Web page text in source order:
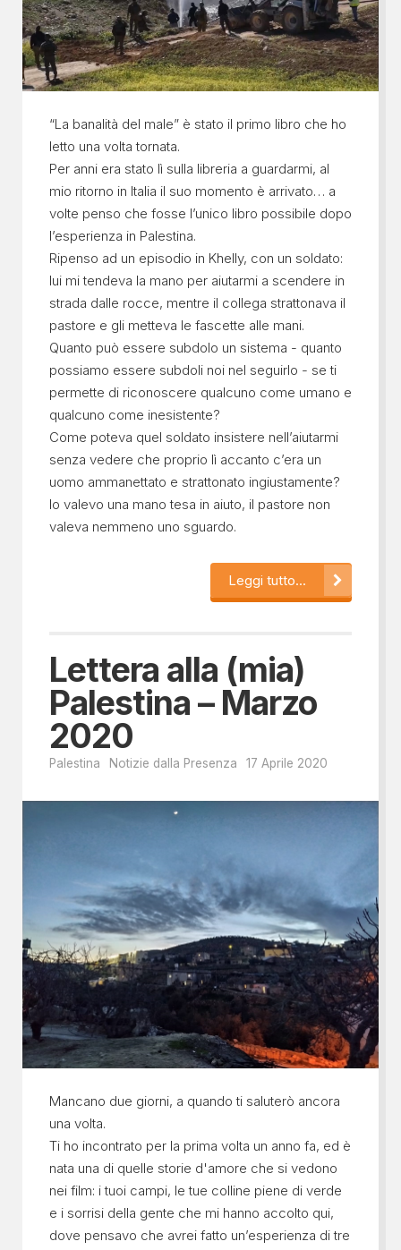
“La banalità del male” è stato il primo libro che ho
letto una volta tornata.
Per anni era stato lì sulla libreria a guardarmi, al
mio ritorno in Italia il suo momento è arrivato… a
volte penso che fosse l’unico libro possibile dopo
l’esperienza in Palestina.
Ripenso ad un episodio in Khelly, con un soldato:
lui mi tendeva la mano per aiutarmi a scendere in
strada dalle rocce, mentre il collega strattonava il
pastore e gli metteva le fascette alle mani.
Quanto può essere subdolo un sistema - quanto
possiamo essere subdoli noi nel seguirlo - se ti
permette di riconoscere qualcuno come umano e
qualcuno come inesistente?
Come poteva quel soldato insistere nell’aiutarmi
senza vedere che proprio lì accanto c’era un
uomo ammanettato e strattonato ingiustamente?
Io valevo una mano tesa in aiuto, il pastore non
valeva nemmeno uno sguardo.
Leggi tutto...
Lettera alla (mia)
Palestina – Marzo
2020
Palestina Notizie dalla Presenza 17 Aprile 2020
Mancano due giorni, a quando ti saluterò ancora
una volta.
Ti ho incontrato per la prima volta un anno fa, ed è
nata una di quelle storie d'amore che si vedono
nei film: i tuoi campi, le tue colline piene di verde
e i sorrisi della gente che mi hanno accolto qui,
dove pensavo che avrei fatto un’esperienza di tre